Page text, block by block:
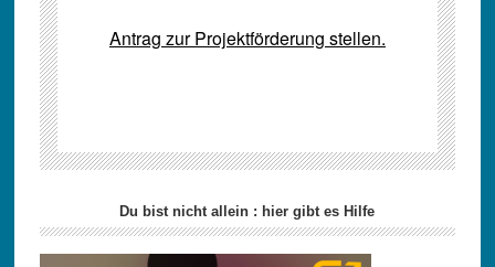
Antrag zur Projektförderung stellen.
SeitenspalteDu bist nicht allein : hier gibt es Hilfe